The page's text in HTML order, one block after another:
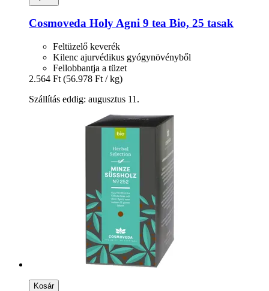
Cosmoveda Holy Agni 9 tea Bio, 25 tasak
Feltüzelő keverék
Kilenc ajurvédikus gyógynövényből
Fellobbantja a tüzet
2.564 Ft (56.978 Ft / kg)
Szállítás eddig: augusztus 11.
Kosár